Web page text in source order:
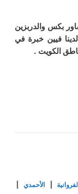
بكس والدربزين
لدينا فيين خبرة في
الكويت .
الأحمدي